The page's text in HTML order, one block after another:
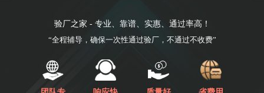
验厂之家 - 专业、靠谱、实惠、通过率高！
“全程辅导，确保一次性通过验厂，不通过不收费”